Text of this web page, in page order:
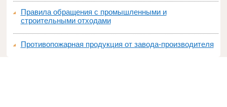
Правила обращения с промышленными и
строительными отходами
Противопожарная продукция от завода-производителя